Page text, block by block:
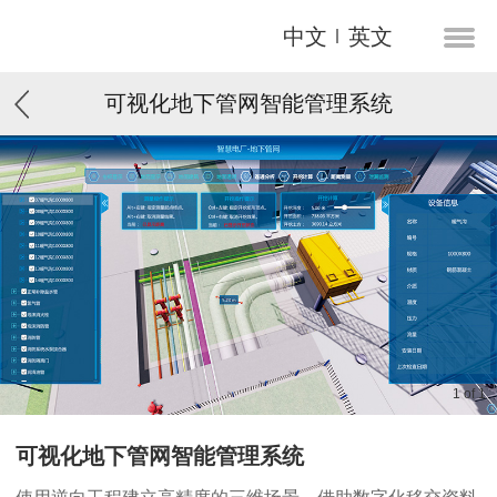
中文 英文
可视化地下管网智能管理系统
1of1
可视化地下管网智能管理系统